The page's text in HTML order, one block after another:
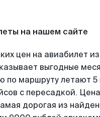
на нашем сайте
цен на авиабилет из
выгодные
по маршруту летают 5
с пересадкой. Цена
дорогая из